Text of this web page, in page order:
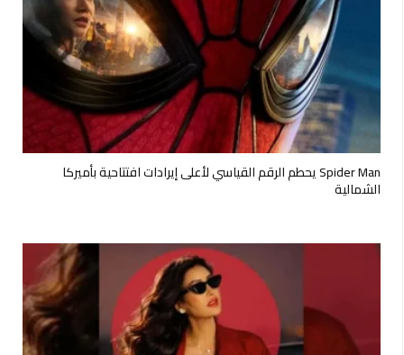
Spider Man يحطم الرقم القياسي لأعلى إيرادات افتتاحية بأميركا
الشمالية